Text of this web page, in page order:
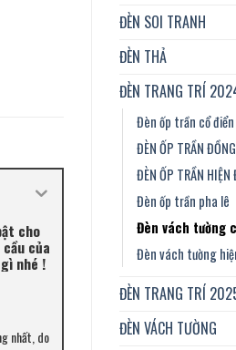
ĐÈN SOI TRANH
ĐÈN THẢ
ĐÈN TRANG TRÍ
Đèn ốp trần cổ điển
ĐÈN ỐP TRẦN ĐỒNG
ĐÈN ỐP TRẦN HIỆN
Đèn ốp trần pha lê
Đèn vách tường
Đèn vách tường
ĐÈN TRANG TRÍ
ĐÈN VÁCH TƯỜNG
cho
của
nhé !
nhất, do